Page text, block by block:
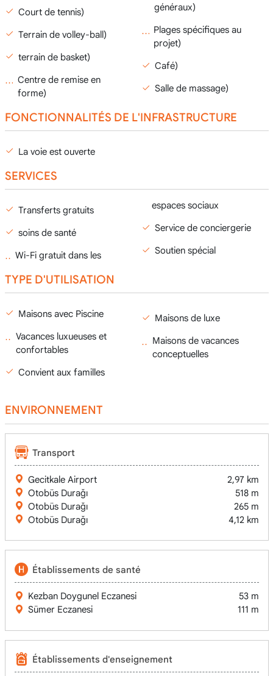
Court de tennis)
Terrain de volley-ball)
terrain de basket)
Centre de remise en
forme)
généraux)
Plages spécifiques au
projet)
Café)
Salle de massage)
FONCTIONNALITÉS DE L'INFRASTRUCTURE
La voie est ouverte
SERVICES
Transferts gratuits
soins de santé
Wi-Fi gratuit dans les
espaces sociaux
Service de conciergerie
Soutien spécial
TYPE D'UTILISATION
Maisons avec Piscine
Vacances luxueuses et
confortables
Convient aux familles
Maisons de luxe
Maisons de vacances
conceptuelles
ENVIRONNEMENT
Transport
Gecitkale Airport
2,97 km
Otobüs Durağı
518 m
Otobüs Durağı
265 m
Otobüs Durağı
4,12 km
Établissements de santé
Kezban Doygunel Eczanesi
53 m
Sümer Eczanesi
111 m
Établissements d'enseignement